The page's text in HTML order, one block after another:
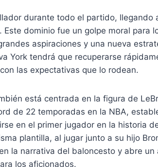
durante todo el partido, llegando
dominio fue un golpe moral para
aspiraciones y una nueva
York tendrá que recuperarse
las expectativas que lo rodean.
está centrada en la figura de
de 22 temporadas en la NBA,
en el primer jugador en la historia
plantilla, al jugar junto a su hijo
la narrativa del baloncesto y abre un
los aficionados.